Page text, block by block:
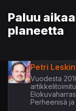
Paluu
planeetta
Petri
Vuodesta
Perheenisä